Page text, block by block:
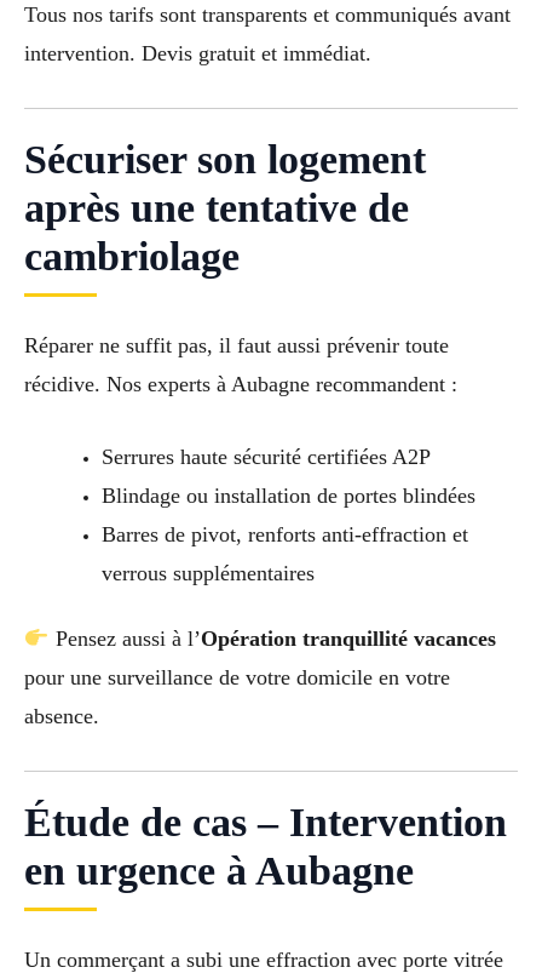
Tous nos tarifs sont transparents et communiqués avant
intervention. Devis gratuit et immédiat.
Sécuriser son logement
après une tentative de
cambriolage
Réparer ne suffit pas, il faut aussi prévenir toute
récidive. Nos experts à Aubagne recommandent :
Serrures haute sécurité certifiées A2P
Blindage ou installation de portes blindées
Barres de pivot, renforts anti-effraction et
verrous supplémentaires
Pensez aussi à l’Opération tranquillité vacances
pour une surveillance de votre domicile en votre
absence.
Étude de cas – Intervention
en urgence à Aubagne
Un commerçant a subi une effraction avec porte vitrée